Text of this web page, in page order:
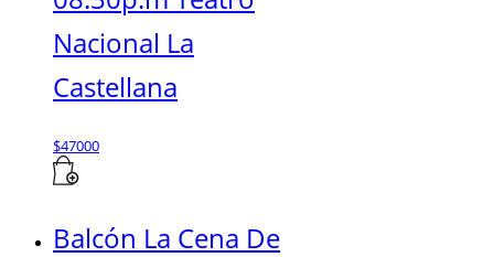
Nacional La
Castellana
$47000
Balcón La Cena De